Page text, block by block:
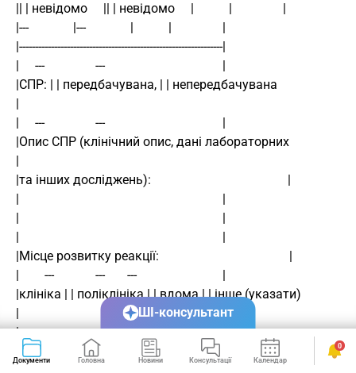
|| | невідомо     || | невідомо     |           |                |
|---              |---              |           |                |
|----------------------------------------------------------------|
|     ---                ---                                     |
|СПР: | | передбачувана, | | непередбачувана
|
|     ---                ---                                     |
|Опис СПР (клінічний опис, дані лабораторних
|
|та інших досліджень):                                           |
|                                                                |
|                                                                |
|                                                                |
|Місце розвитку реакції:                                         |
|        ---             ---       ---                           |
|клініка | | поліклініка | | вдома | | інше (указати)
|
|        ---             ---       ---                           |
|----------------------------------------------------------------|
Документи Головна Новини Консультації Календар Сервіси
0
ШІ-консультант